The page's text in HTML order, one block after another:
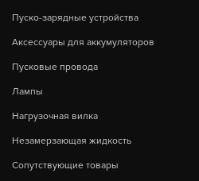
Пуско-зарядные устройства
Аксессуары для аккумуляторов
Пусковые провода
Лампы
Нагрузочная вилка
Незамерзающая жидкость
Сопутствующие товары